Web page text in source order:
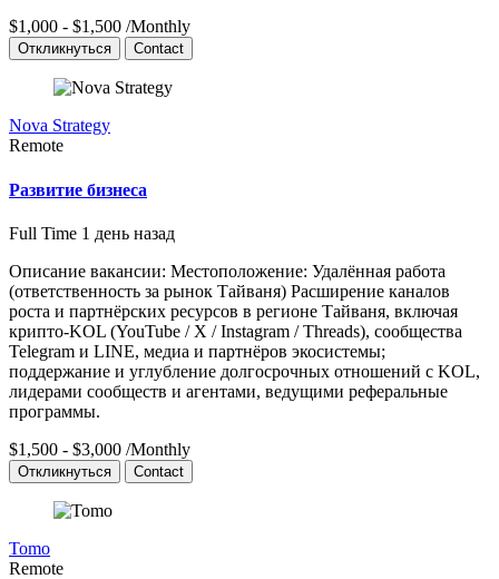
$1,000 - $1,500 /Monthly
Откликнуться Contact
Nova Strategy
Remote
Развитие бизнеса
Full Time 1 день назад
Описание вакансии: Местоположение: Удалённая работа
(ответственность за рынок Тайваня) Расширение каналов
роста и партнёрских ресурсов в регионе Тайваня, включая
крипто-KOL (YouTube / X / Instagram / Threads), сообщества
Telegram и LINE, медиа и партнёров экосистемы;
поддержание и углубление долгосрочных отношений с KOL,
лидерами сообществ и агентами, ведущими реферальные
программы.
$1,500 - $3,000 /Monthly
Откликнуться Contact
Tomo
Remote